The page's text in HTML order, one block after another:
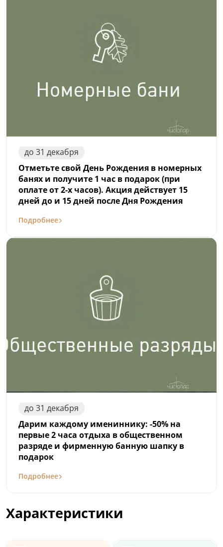
до 31 декабря
Отметьте свой День Рождения в номерных
банях и получите 1 час в подарок (при
оплате от 2-х часов). Акция действует 15
дней до и 15 дней после Дня Рождения
Подробнее
до 31 декабря
Дарим каждому имениннику: -50% на
первые 2 часа отдыха в общественном
разряде и фирменную банную шапку в
подарок
Подробнее
Характеристики